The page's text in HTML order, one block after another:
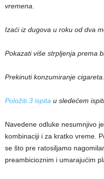
vremena.
Izaći iz dugova u roku od dva
Pokazati više strpljenja prema
Prekinuti konzumiranje cigareta.
Položiti 3 ispita u sledećem
Navedene odluke nesumnjivo
kombinaciji i za kratko vreme.
se što pre ratosiljamo
preambicioznim i umarajućim